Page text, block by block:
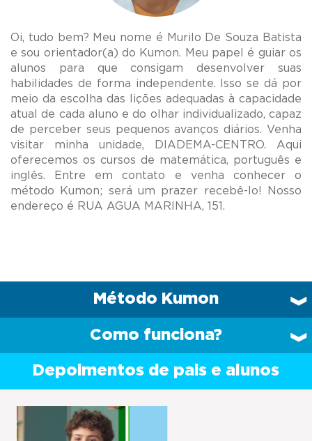
Oi, tudo bem? Meu nome é Murilo De Souza Batista
e sou orientador(a) do Kumon. Meu papel é guiar os
alunos para que consigam desenvolver suas
habilidades de forma independente. Isso se dá por
meio da escolha das lições adequadas à capacidade
atual de cada aluno e do olhar individualizado, capaz
de perceber seus pequenos avanços diários. Venha
visitar minha unidade, DIADEMA-CENTRO. Aqui
oferecemos os cursos de matemática, português e
inglês. Entre em contato e venha conhecer o
método Kumon; será um prazer recebê-lo! Nosso
Método Kumon
Como funciona?
Depoimentos de pais e alunos